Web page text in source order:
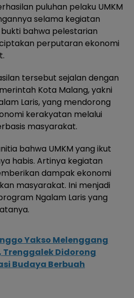
puluhan pelaku UMKM
selama kegiatan
bahwa pelestarian
perputaran ekonomi
tersebut sejalan dengan
Kota Malang, yakni
Laris, yang mendorong
kerakyatan melalui
masyarakat.
bahwa UMKM yang ikut
habis. Artinya kegiatan
dampak ekonomi
masyarakat. Ini menjadi
Ngalam Laris yang
Yakso Melenggang
Trenggalek Didorong
Budaya Berbuah